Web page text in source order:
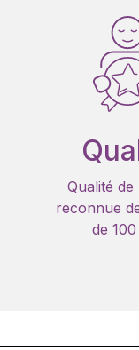
Qualité de
reconnue
de